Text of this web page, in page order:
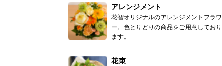
アレンジメント
花智オリジナルのアレンジメントフラワ
ー。色とりどりの商品をご用意しており
ます。
花束